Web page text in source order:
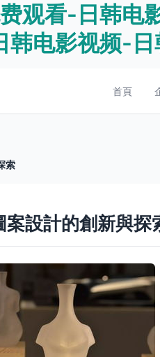
观看-日韩电
电影视频-
首頁
索
設計的創新與探